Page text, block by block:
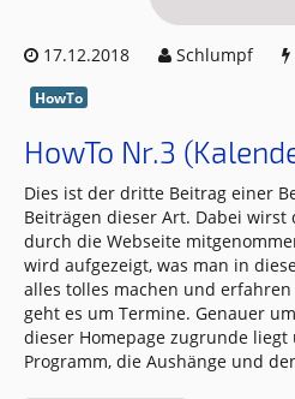
17.12.2018 Schlumpf
HowTo
HowTo Nr.3
Dies ist der dritte Beitrag einer
Beiträgen dieser Art. Dabei wirst
durch die Webseite
wird aufgezeigt, was man in
alles tolles machen und
geht es um Termine. Genauer
dieser Homepage zugrunde
Programm, die Aushänge und